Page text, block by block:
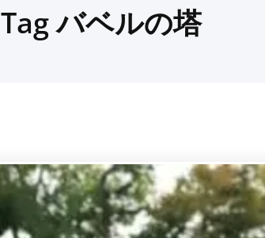
Tag バベルの塔